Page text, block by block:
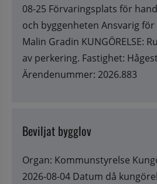
08-25 Förvaringsplats för
och byggenheten Ansvarig
Malin Gradin KUNGÖRELSE:
av perkering. Fastighet:
Ärendenummer: 2026.883
Beviljat bygglov
Organ: Kommunstyrelse
2026-08-04 Datum då